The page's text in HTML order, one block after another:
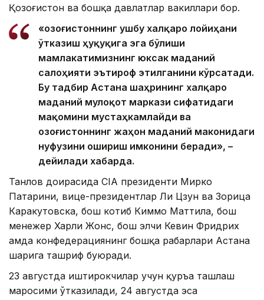
Қозоғистон ва бошқа давлатлар вакиллари бор.
«Қозоғистоннинг ушбу халқаро лойиҳани
ўтказиш ҳуқуқига эга бўлиши
мамлакатимизнинг юксак маданий
салоҳияти эътироф этилганини кўрсатади.
Бу тадбир Астана шаҳрининг халқаро
маданий мулоқот маркази сифатидаги
мақомини мустаҳкамлайди ва
Қозоғистоннинг жаҳон маданий маконидаги
нуфузини ошириш имконини беради», –
дейилади хабарда.
Танлов доирасида CIA президенти Мирко
Патарини, вице-президентлар Ли Цзун ва Зорица
Каракутовска, бош котиб Киммо Маттила, бош
менежер Харли Жонс, бош элчи Кевин Фридрих
ҳамда конфедерациянинг бошқа раҳбарлари Астана
шаҳрига ташриф буюради.
23 августда иштирокчилар учун қуръа ташлаш
маросими ўтказилади, 24 августда эса